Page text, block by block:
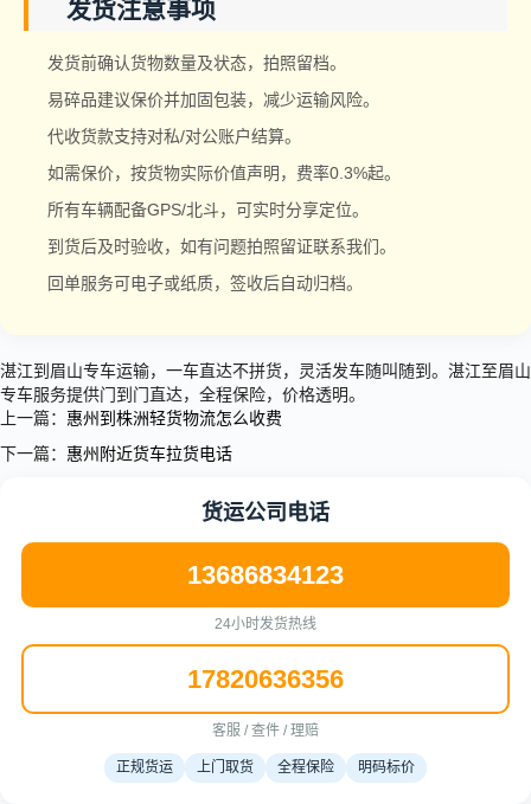
发货注意事项
发货前确认货物数量及状态，拍照留档。
易碎品建议保价并加固包装，减少运输风险。
代收货款支持对私/对公账户结算。
如需保价，按货物实际价值声明，费率0.3%起。
所有车辆配备GPS/北斗，可实时分享定位。
到货后及时验收，如有问题拍照留证联系我们。
回单服务可电子或纸质，签收后自动归档。
湛江到眉山专车运输，一车直达不拼货，灵活发车随叫随到。湛江至眉山
专车服务提供门到门直达，全程保险，价格透明。
上一篇： 惠州到株洲轻货物流怎么收费
下一篇： 惠州附近货车拉货电话
货运公司电话
13686834123
24小时发货热线
17820636356
客服 / 查件 / 理赔
正规货运 上门取货 全程保险 明码标价